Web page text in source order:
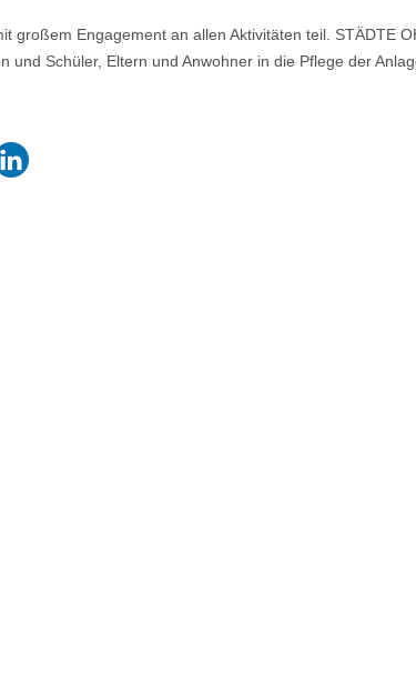
großem Engagement an allen Aktivitäten teil. STÄDTE
und Schüler, Eltern und Anwohner in die Pflege der